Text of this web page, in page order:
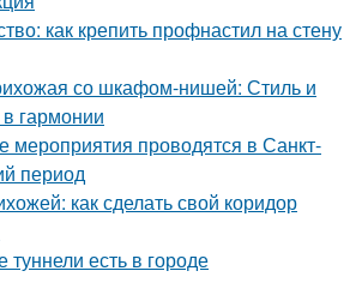
как крепить профнастил на стену
со шкафом-нишей: Стиль и
гармонии
мероприятия проводятся в Санкт-
период
как сделать свой коридор
есть в городе